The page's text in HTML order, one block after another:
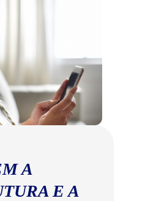
A
E A